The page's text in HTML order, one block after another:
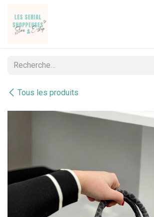
Tous les produits